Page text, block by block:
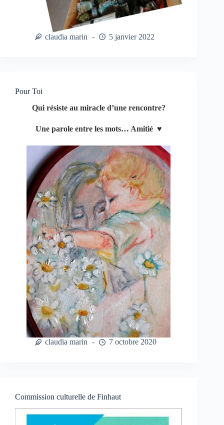
claudia marin 5 janvier 2022
Pour Toi
Qui résiste au miracle d’une rencontre?
Une parole entre les mots… Amitié ♥
claudia marin 7 octobre 2020
Commission culturelle de Finhaut